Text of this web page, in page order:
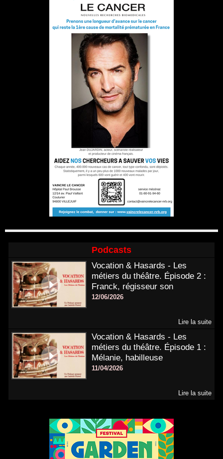
Podcasts
Vocation & Hasards - Les
métiers du théâtre. Épisode 2 :
Franck, régisseur son
12/06/2026
Lire la suite
Vocation & Hasards - Les
métiers du théâtre. Épisode 1 :
Mélanie, habilleuse
11/04/2026
Lire la suite